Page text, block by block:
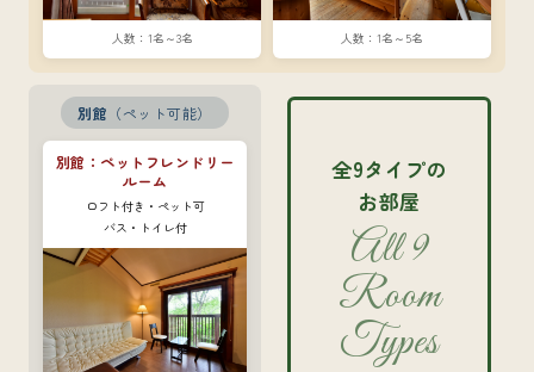
1名～3名 1名～5名
別館 （ペット可能）
別館：ペットフレンドリー
ルーム
ロフト付き・ペット可
バス・トイレ付
全9タイプの
お部屋
All 9
Room
Types